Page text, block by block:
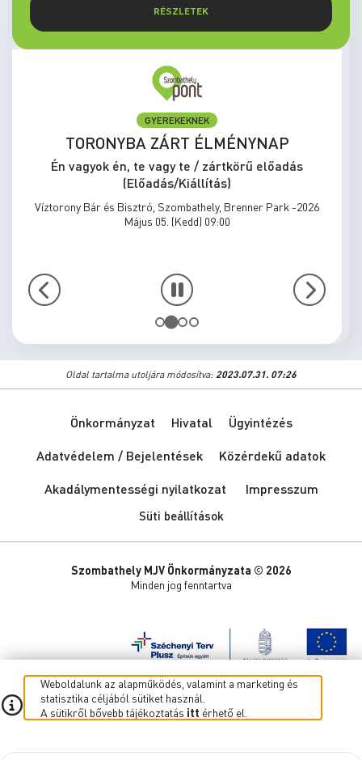
RÉSZLETEK
GYEREKEKNEK
TORONYBA ZÁRT ÉLMÉNYNAP
Én vagyok én, te vagy te / zártkörű előadás
(Előadás/Kiállítás)
Víztorony Bár és Bisztró, Szombathely, Brenner Park -2026
Május 05. (Kedd) 09:00
Oldal tartalma utoljára módosítva: 2023.07.31. 07:26
Önkormányzat Hivatal
Ügyintézés
Adatvédelem / Bejelentések
Közérdekű adatok
Akadálymentességi nyilatkozat
Impresszum
Süti beállítások
Szombathely MJV Önkormányzata © 2026
Minden jog fenntartva
Weboldalunk az alapműködés, valamint a marketing és
statisztika céljából sütiket használ.
A sütikről bővebb tájékoztatás itt érhető el.